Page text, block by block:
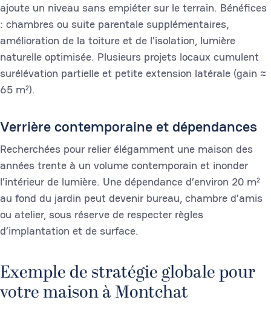
ajoute un niveau sans empiéter sur le terrain. Bénéfices
: chambres ou suite parentale supplémentaires,
amélioration de la toiture et de l’isolation, lumière
naturelle optimisée. Plusieurs projets locaux cumulent
surélévation partielle et petite extension latérale (gain ≈
65 m²).
Verrière contemporaine et dépendances
Recherchées pour relier élégamment une maison des
années trente à un volume contemporain et inonder
l’intérieur de lumière. Une dépendance d’environ 20 m²
au fond du jardin peut devenir bureau, chambre d’amis
ou atelier, sous réserve de respecter règles
d’implantation et de surface.
Exemple de stratégie globale pour
votre maison à Montchat